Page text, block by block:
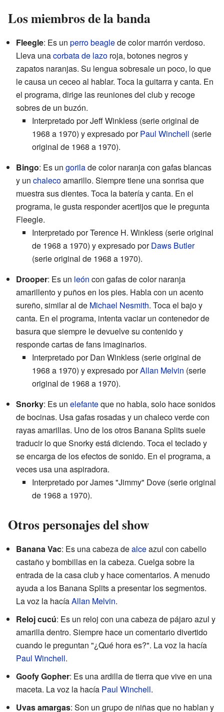
Los miembros de la banda
Fleegle: Es un perro beaglede color marrón verdoso.
Lleva unacorbata de lazo roja, botones negros y
zapatos naranjas. Su lengua sobresale un poco, lo que
le causa un ceceo al hablar. Toca la guitarra y canta. En
el programa, dirige las reuniones del club y recoge
sobres de un buzón.
Interpretado por Jeff Winkless (serie original de
1968 a 1970) y expresado porPaul Winchell (serie
original de 1968 a 1970).
Bingo: Es un gorilade color naranja con gafas blancas
y un chalecoamarillo. Siempre tiene una sonrisa que
muestra sus dientes. Toca la batería y canta. En el
programa, le gusta responder acertijos que le pregunta
Fleegle.
Interpretado por Terence H. Winkless (serie original
de 1968 a 1970) y expresado porDaws Butler
(serie original de 1968 a 1970).
Drooper: Es un león con gafas de color naranja
amarillento y puños en los pies. Habla con un acento
sureño, similar al de Michael Nesmith. Toca el bajo y
canta. En el programa, intenta vaciar un contenedor de
basura que siempre le devuelve su contenido y
responde cartas de fans imaginarios.
Interpretado por Dan Winkless (serie original de
1968 a 1970) y expresado porAllan Melvin (serie
original de 1968 a 1970).
Snorky: Es un elefanteque no habla, solo hace sonidos
de bocinas. Usa gafas rosadas y un chaleco verde con
rayas amarillas. Uno de los otros Banana Splits suele
traducir lo que Snorky está diciendo. Toca el teclado y
se encarga de los efectos de sonido. En el programa, a
veces usa una aspiradora.
Interpretado por James "Jimmy" Dove (serie original
de 1968 a 1970).
Otros personajes del show
Banana Vac: Es una cabeza dealceazul con cabello
castaño y bombillas en la cabeza. Cuelga sobre la
entrada de la casa club y hace comentarios. A menudo
ayuda a los Banana Splits a presentar los segmentos.
La voz la hacíaAllan Melvin.
Reloj cucú: Es un reloj con una cabeza de pájaro azul y
amarilla dentro. Siempre hace un comentario divertido
cuando le preguntan "¿Qué hora es?". La voz la hacía
Paul Winchell.
Goofy Gopher: Es una ardilla de tierra que vive en una
maceta. La voz la hacía Paul Winchell.
Uvas amargas: Son un grupo de niñas que no hablan y